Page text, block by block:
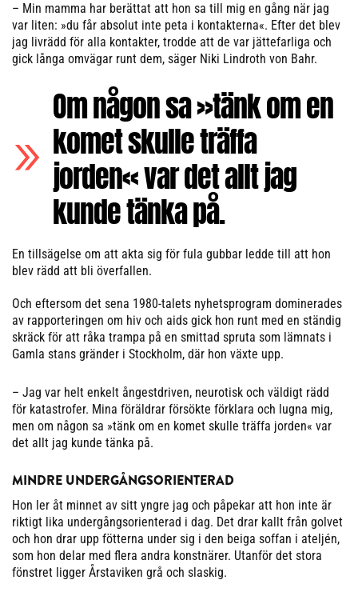
– Min mamma har berättat att hon sa till mig en gång när jag
var liten: »du får absolut inte peta i kontakterna«. Efter det blev
jag livrädd för alla kontakter, trodde att de var jättefarliga och
gick långa omvägar runt dem, säger Niki Lindroth von Bahr.
Om någon sa »tänk om en
komet skulle träffa
jorden« var det allt jag
kunde tänka på.
En tillsägelse om att akta sig för fula gubbar ledde till att hon
blev rädd att bli överfallen.
Och eftersom det sena 1980-talets nyhetsprogram dominerades
av rapporteringen om hiv och aids gick hon runt med en ständig
skräck för att råka trampa på en smittad spruta som lämnats i
Gamla stans gränder i Stockholm, där hon växte upp.
– Jag var helt enkelt ångestdriven, neurotisk och väldigt rädd
för katastrofer. Mina föräldrar försökte förklara och lugna mig,
men om någon sa »tänk om en komet skulle träffa jorden« var
det allt jag kunde tänka på.
MINDRE UNDERGÅNGSORIENTERAD
Hon ler åt minnet av sitt yngre jag och påpekar att hon inte är
riktigt lika undergångsorienterad i dag. Det drar kallt från golvet
och hon drar upp fötterna under sig i den beiga soffan i ateljén,
som hon delar med flera andra konstnärer. Utanför det stora
fönstret ligger Årstaviken grå och slaskig.